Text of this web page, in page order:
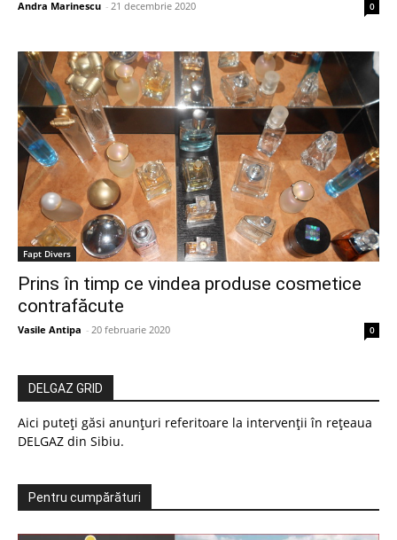
Andra Marinescu - 21 decembrie 2020 0
Fapt Divers
Prins în timp ce vindea produse cosmetice
contrafăcute
Vasile Antipa - 20 februarie 2020 0
DELGAZ GRID
Aici puteți găsi anunțuri referitoare la intervenții în rețeaua
DELGAZ din Sibiu.
Pentru cumpărături